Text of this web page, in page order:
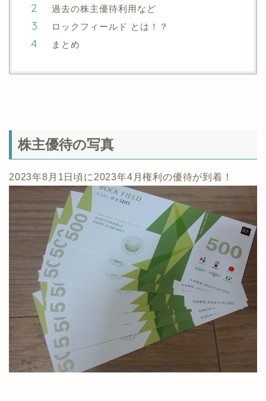
過去の株主優待利用など
ロックフィールド とは！？
まとめ
株主優待の写真
2023年8月1日頃に2023年4月権利の優待が到着！